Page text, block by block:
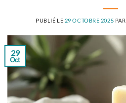
PUBLIÉ LE 29 OCTOBRE 2025 PAR
29
Oct